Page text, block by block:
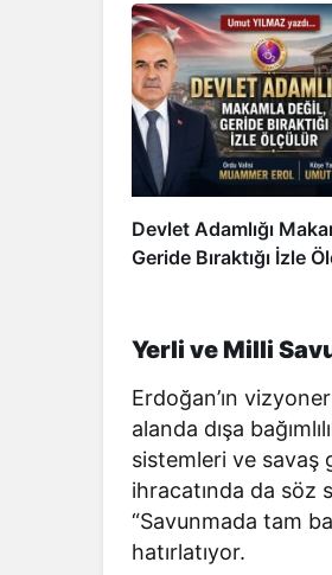
Devlet Adamlığı
Geride Bıraktığı İzle
Yerli ve Milli
Erdoğan’ın
alanda dışa
sistemleri ve savaş
ihracatında da söz
“Savunmada tam
hatırlatıyor.